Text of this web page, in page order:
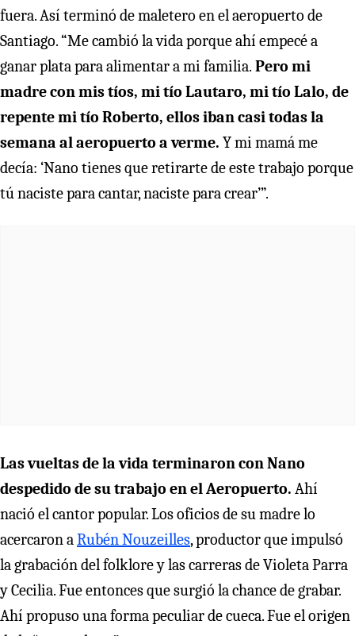
fuera. Así terminó de maletero en el aeropuerto de
Santiago. “Me cambió la vida porque ahí empecé a
ganar plata para alimentar a mi familia. Pero mi
madre con mis tíos, mi tío Lautaro, mi tío Lalo, de
repente mi tío Roberto, ellos iban casi todas la
semana al aeropuerto a verme. Y mi mamá me
decía: ‘Nano tienes que retirarte de este trabajo porque
tú naciste para cantar, naciste para crear’”.
Las vueltas de la vida terminaron con Nano
despedido de su trabajo en el Aeropuerto. Ahí
nació el cantor popular. Los oficios de su madre lo
acercaron aRubén Nouzeilles, productor que impulsó
la grabación del folklore y las carreras de Violeta Parra
y Cecilia. Fue entonces que surgió la chance de grabar.
Ahí propuso una forma peculiar de cueca. Fue el origen